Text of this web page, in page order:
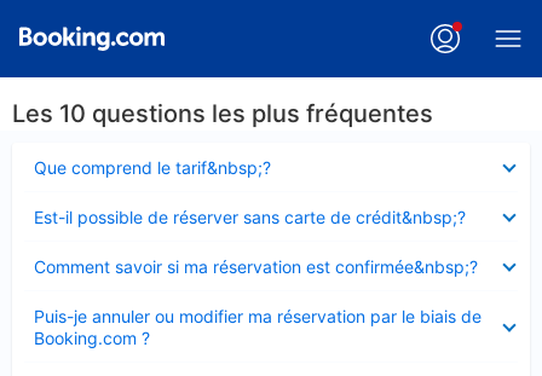
Les 10 questions les plus fréquentes
Que comprend le tarif&nbsp;?
fermé
Est-il possible de réserver sans carte de crédit&nbsp;?
fermé
Comment savoir si ma réservation est confirmée&nbsp;?
fermé
Puis-je annuler ou modifier ma réservation par le biais de
Booking.com ?
fermé